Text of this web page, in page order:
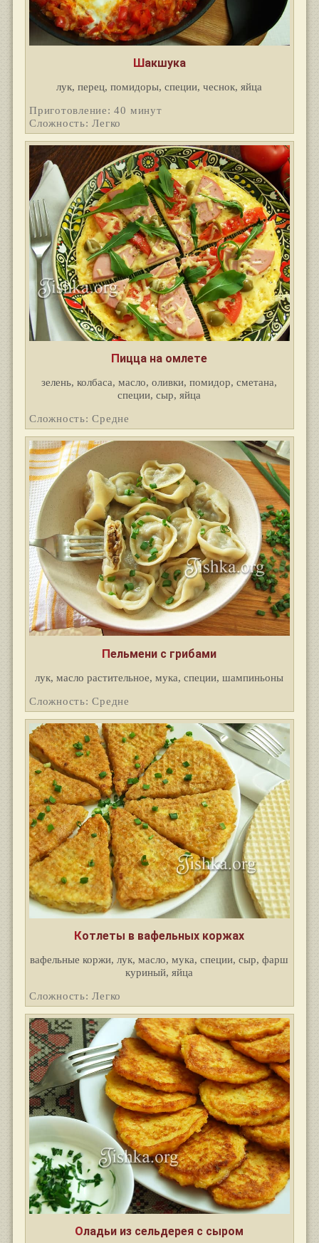
Шакшука
лук, перец, помидоры, специи, чеснок, яйца
Приготовление: 40 минут
Сложность: Легко
Пицца на омлете
зелень, колбаса, масло, оливки, помидор, сметана,
специи, сыр, яйца
Сложность: Средне
Пельмени с грибами
лук, масло растительное, мука, специи, шампиньоны
Сложность: Средне
Котлеты в вафельных коржах
вафельные коржи, лук, масло, мука, специи, сыр, фарш
куриный, яйца
Сложность: Легко
Оладьи из сельдерея с сыром